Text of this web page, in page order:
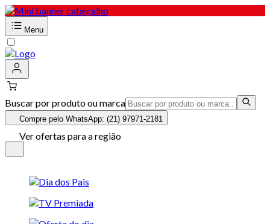
Menu
Buscar por produto ou marca
Compre pelo WhatsApp: (21) 97971-2181
Ver ofertas para a região